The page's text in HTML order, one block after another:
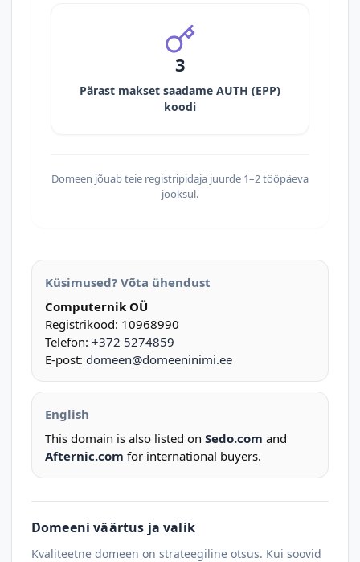
3
Pärast makset saadame AUTH (EPP)
koodi
Domeen jõuab teie registripidaja juurde 1–2 tööpäeva
jooksul.
Küsimused? Võta ühendust
Computernik OÜ
Registrikood: 10968990
Telefon: +372 5274859
E-post: domeen@domeeninimi.ee
English
This domain is also listed on Sedo.com and
Afternic.com for international buyers.
Domeeni väärtus ja valik
Kvaliteetne domeen on strateegiline otsus. Kui soovid